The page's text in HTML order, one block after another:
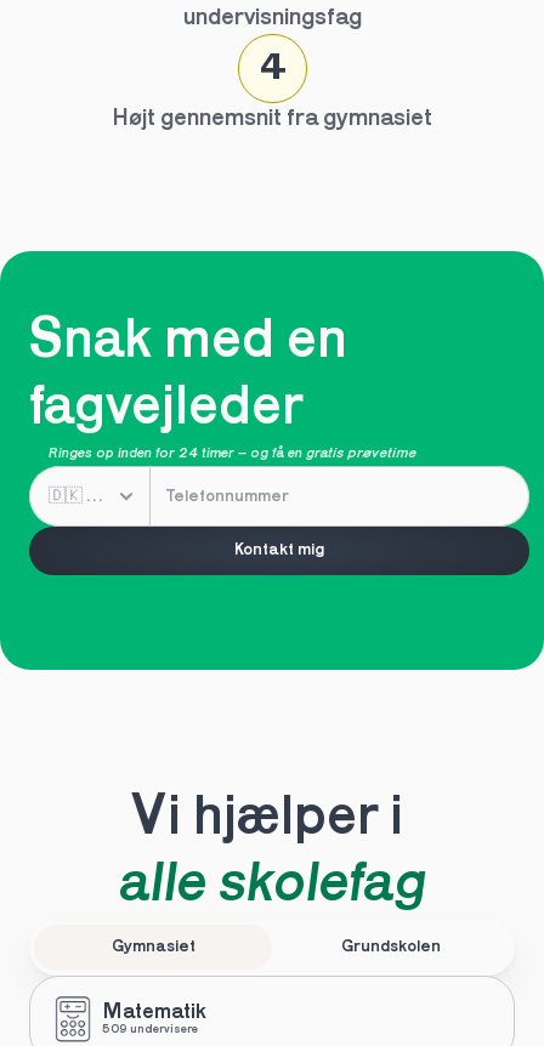
undervisningsfag
4
Højt gennemsnit fra gymnasiet
Snak med en
fagvejleder
Ringes op inden for 24 timer – og få en gratis prøvetime
Kontakt mig
Vi hjælper i
alle skolefag
Gymnasiet Grundskolen
Matematik
509 undervisere